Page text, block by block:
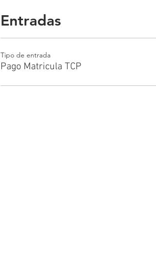
Entradas
Tipo de entrada
Pago Matricula TCP